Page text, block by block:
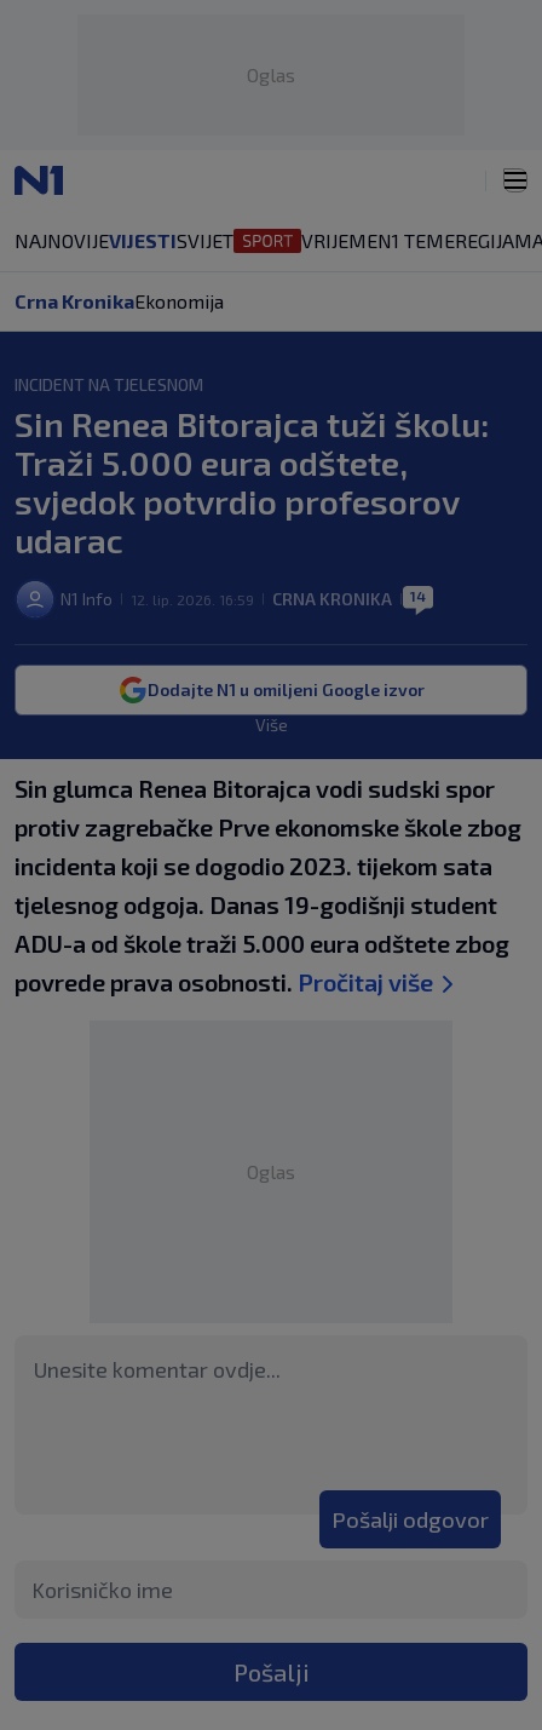
Oglas
NAJNOVIJEVIJESTISVIJET VRIJEMEN1 TEMEREGIJA
Crna KronikaEkonomija
INCIDENT NA TJELESNOM
Sin Renea Bitorajca tuži školu:
Traži 5.000 eura odštete,
svjedok potvrdio profesorov
udarac
N1 Info 12. lip. 2026. 16:59 CRNA KRONIKA 14
Dodajte N1 u omiljeni Google izvor
Više
Sin glumca Renea Bitorajca vodi sudski spor
protiv zagrebačke Prve ekonomske škole zbog
incidenta koji se dogodio 2023. tijekom sata
tjelesnog odgoja. Danas 19-godišnji student
ADU-a od škole traži 5.000 eura odštete zbog
povrede prava osobnosti. Pročitaj više
Oglas
Pošalji odgovor
Pošalji